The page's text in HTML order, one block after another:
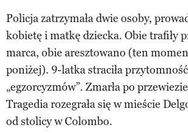
Policja zatrzymała dwie osoby,
kobietę i matkę dziecka. Obie trafiły
marca, obie aresztowano (ten
poniżej). 9-latka straciła
„egzorcyzmów”. Zmarła po
Tragedia rozegrała się w mieście
od stolicy w Colombo.